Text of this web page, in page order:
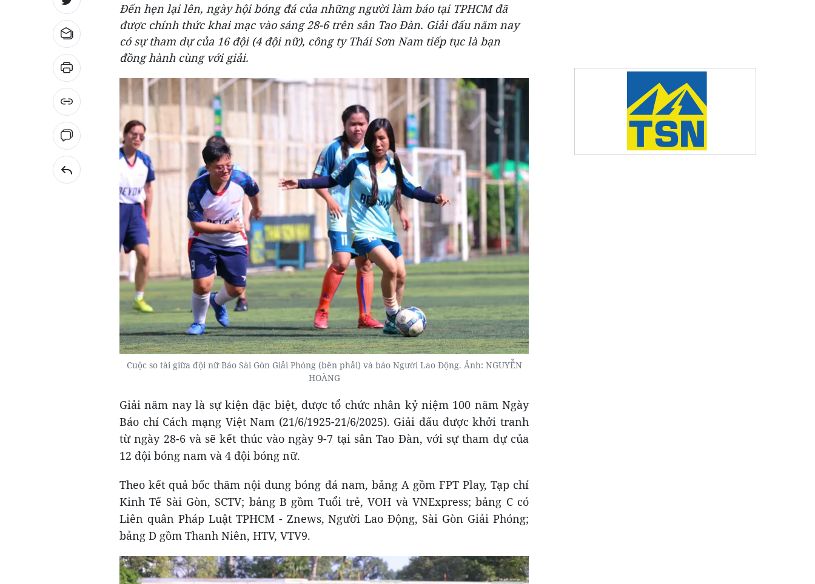
Đến hẹn lại lên, ngày hội bóng đá của những người làm báo tại TPHCM đã
được chính thức khai mạc vào sáng 28-6 trên sân Tao Đàn. Giải đấu năm nay
có sự tham dự của 16 đội (4 đội nữ), công ty Thái Sơn Nam tiếp tục là bạn
đồng hành cùng với giải.
Cuộc so tài giữa đội nữ Báo Sài Gòn Giải Phóng (bên phải) và báo Người Lao Động. Ảnh: NGUYỄN
HOÀNG
Giải năm nay là sự kiện đặc biệt, được tổ chức nhân kỷ niệm 100 năm Ngày
Báo chí Cách mạng Việt Nam (21/6/1925-21/6/2025). Giải đấu được khởi tranh
từ ngày 28-6 và sẽ kết thúc vào ngày 9-7 tại sân Tao Đàn, với sự tham dự của
12 đội bóng nam và 4 đội bóng nữ.
Theo kết quả bốc thăm nội dung bóng đá nam, bảng A gồm FPT Play, Tạp chí
Kinh Tế Sài Gòn, SCTV; bảng B gồm Tuổi trẻ, VOH và VNExpress; bảng C có
Liên quân Pháp Luật TPHCM - Znews, Người Lao Động, Sài Gòn Giải Phóng;
bảng D gồm Thanh Niên, HTV, VTV9.